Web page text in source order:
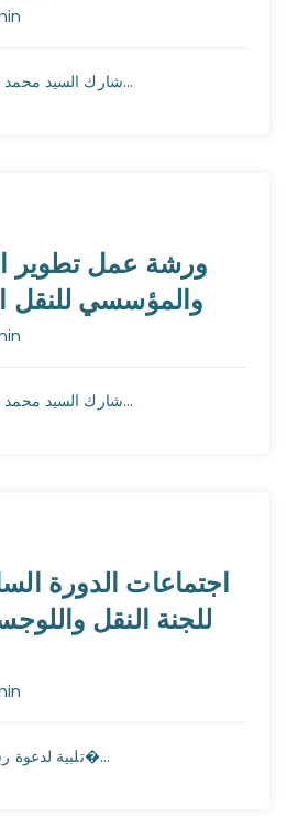
شارك السيد محمد مصطفى عيتاني، أمين عام...
ورشة عمل تطوير
والمؤسسي للنقل
شارك السيد محمد مصطفى عيتاني، أمين عام...
اجتماعات الدورة
للجنة النقل
تلبية لدعوة رسمية من اللجنة الاقتصادي�...